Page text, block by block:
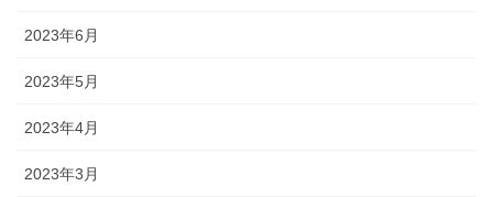
2023年6月
2023年5月
2023年4月
2023年3月